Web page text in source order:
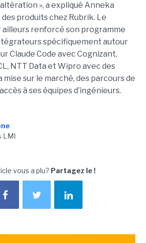
», a expliqué Anneka
produits chez Rubrik. Le
ailleurs renforcé son programme
spécifiquement autour
Claude Code avec Cognizant,
NTT Data et Wipro avec des
mise sur le marché, des parcours de
à ses équipes d’ingénieurs.
LMI
vous a plu? Partagez le !